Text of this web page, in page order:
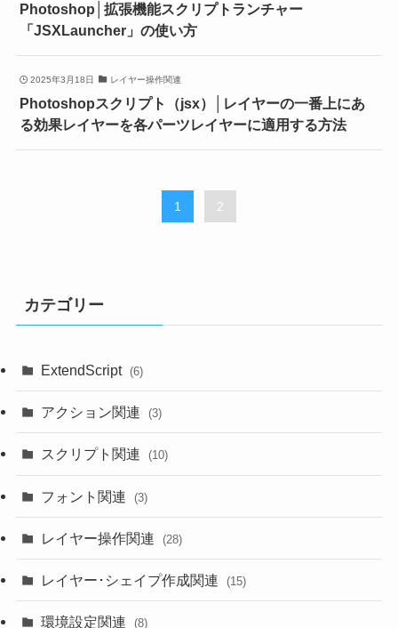
Photoshop│拡張機能スクリプトランチャー
「JSXLauncher」の使い方
2025年3月18日 レイヤー操作関連
Photoshopスクリプト（jsx）│レイヤーの一番上にあ
る効果レイヤーを各パーツレイヤーに適用する方法
1 2
カテゴリー
ExtendScript (6)
アクション関連 (3)
スクリプト関連 (10)
フォント関連 (3)
レイヤー操作関連 (28)
レイヤー･シェイプ作成関連 (15)
環境設定関連 (8)